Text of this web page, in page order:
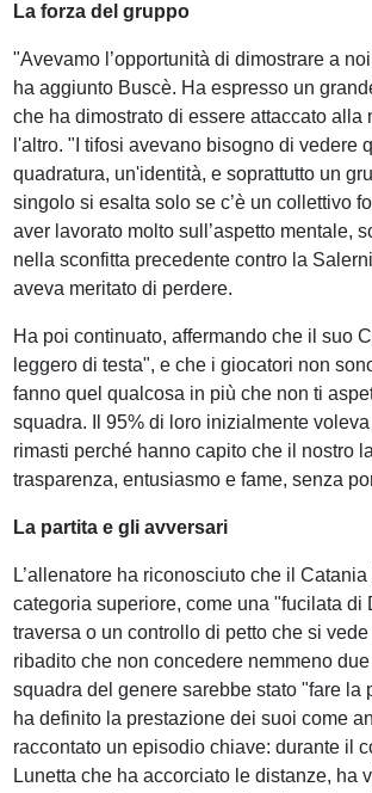
La forza del gruppo
"Avevamo l’opportunità di dimostrare a
ha aggiunto Buscè. Ha espresso un
che ha dimostrato di essere attaccato alla
l'altro. "I tifosi avevano bisogno di vedere
quadratura, un'identità, e soprattutto un
singolo si esalta solo se c’è un collettivo
aver lavorato molto sull’aspetto mentale,
nella sconfitta precedente contro la
aveva meritato di perdere.
Ha poi continuato, affermando che il suo
leggero di testa", e che i giocatori non
fanno quel qualcosa in più che non ti
squadra. Il 95% di loro inizialmente
rimasti perché hanno capito che il nostro
trasparenza, entusiasmo e fame, senza
La partita e gli avversari
L’allenatore ha riconosciuto che il
categoria superiore, come una "fucilata di
traversa o un controllo di petto che si
ribadito che non concedere nemmeno
squadra del genere sarebbe stato "fare la
ha definito la prestazione dei suoi come
raccontato un episodio chiave: durante il
Lunetta che ha accorciato le distanze, ha